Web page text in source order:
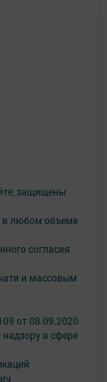
защищены
в любом объеме
согласия
и массовым
от 08.09.2020
в сфере